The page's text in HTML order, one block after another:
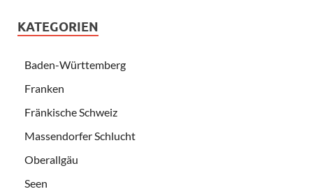
KATEGORIEN
Baden-Württemberg
Franken
Fränkische Schweiz
Massendorfer Schlucht
Oberallgäu
Seen